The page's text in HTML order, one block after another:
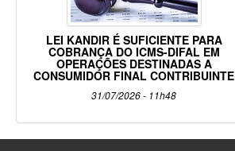
LEI KANDIR É SUFICIENTE PARA
COBRANÇA DO ICMS-DIFAL EM
OPERAÇÕES DESTINADAS A
CONSUMIDOR FINAL CONTRIBUINTE
31/07/2026 - 11h48